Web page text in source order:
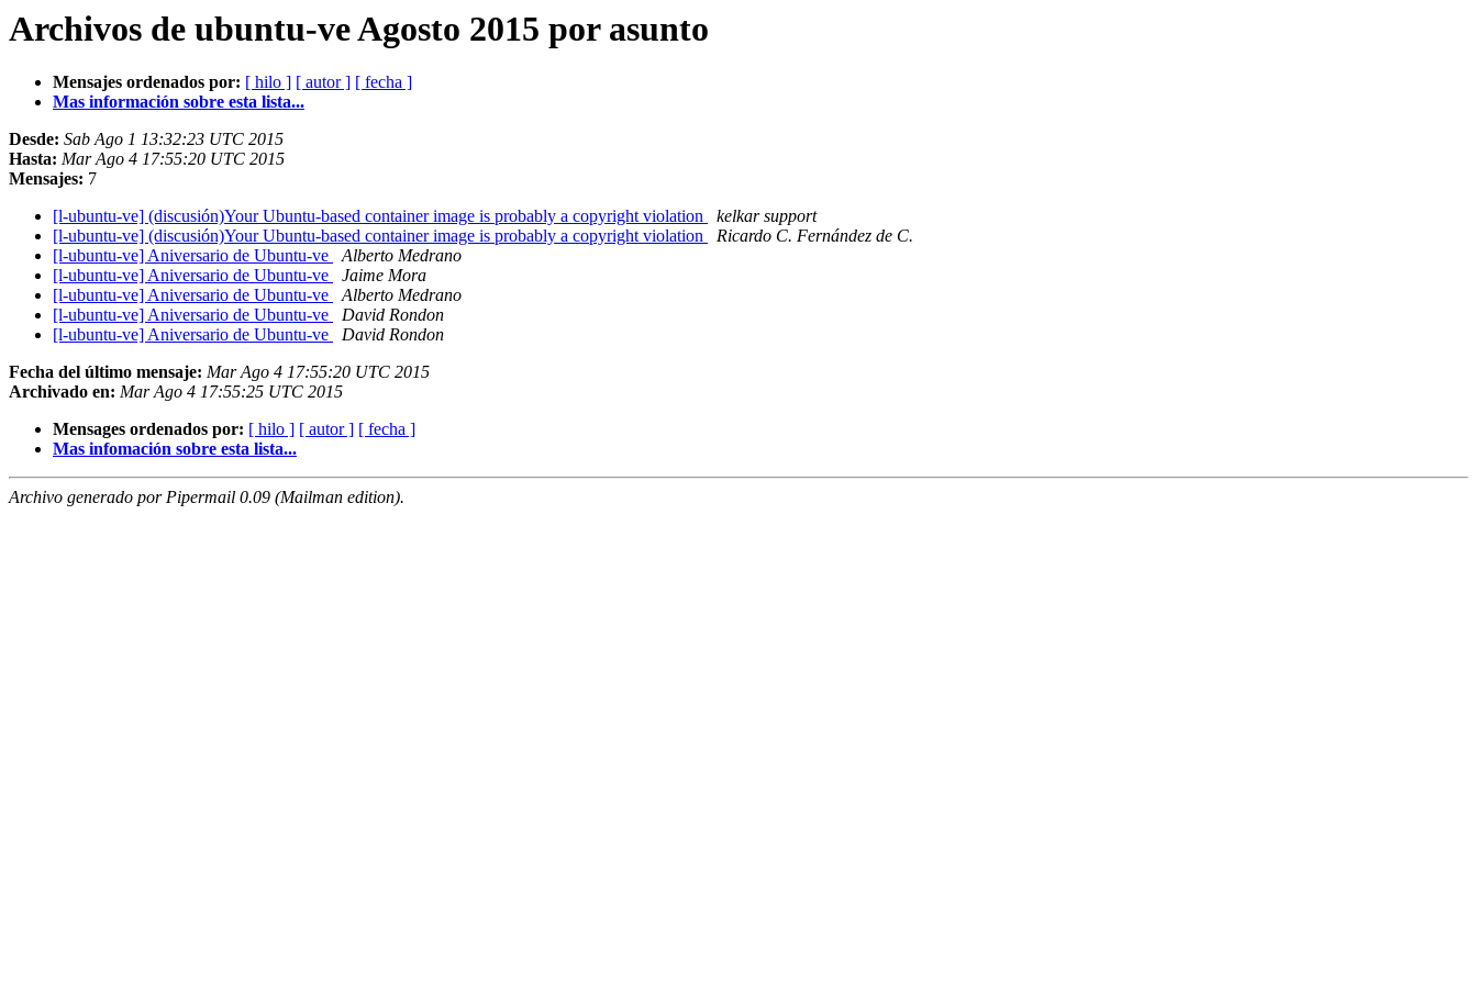
Archivos de ubuntu-ve Agosto 2015 por asunto
Mensajes ordenados por: [ hilo ] [ autor ] [ fecha ]
Mas información sobre esta lista...
Desde: Sab Ago 1 13:32:23 UTC 2015
Hasta: Mar Ago 4 17:55:20 UTC 2015
Mensajes: 7
[l-ubuntu-ve] (discusión)Your Ubuntu-based container image is probably a copyright violation
kelkar support
[l-ubuntu-ve] (discusión)Your Ubuntu-based container image is probably a copyright violation
Ricardo C. Fernández de C.
[l-ubuntu-ve] Aniversario de Ubuntu-ve
Alberto Medrano
[l-ubuntu-ve] Aniversario de Ubuntu-ve
Jaime Mora
[l-ubuntu-ve] Aniversario de Ubuntu-ve
Alberto Medrano
[l-ubuntu-ve] Aniversario de Ubuntu-ve
David Rondon
[l-ubuntu-ve] Aniversario de Ubuntu-ve
David Rondon
Fecha del último mensaje: Mar Ago 4 17:55:20 UTC 2015
Archivado en: Mar Ago 4 17:55:25 UTC 2015
Mensages ordenados por: [ hilo ] [ autor ] [ fecha ]
Mas infomación sobre esta lista...
Archivo generado por Pipermail 0.09 (Mailman edition).